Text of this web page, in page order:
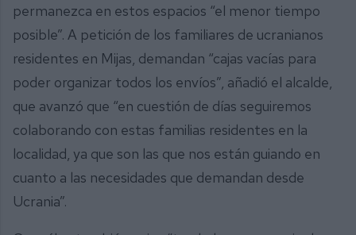
permanezca en estos espacios “el menor tiempo
posible”. A petición de los familiares de ucranianos
residentes en Mijas, demandan “cajas vacías para
poder organizar todos los envíos”, añadió el alcalde,
que avanzó que “en cuestión de días seguiremos
colaborando con estas familias residentes en la
localidad, ya que son las que nos están guiando en
cuanto a las necesidades que demandan desde
Ucrania”.